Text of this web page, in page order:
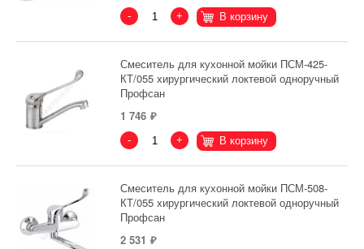
- + В корзину
Смеситель для кухонной мойки ПСМ-425-
КТ/055 хирургический локтевой одноручный
Профсан
1 746
- + В корзину
Смеситель для кухонной мойки ПСМ-508-
КТ/055 хирургический локтевой одноручный
Профсан
2 531